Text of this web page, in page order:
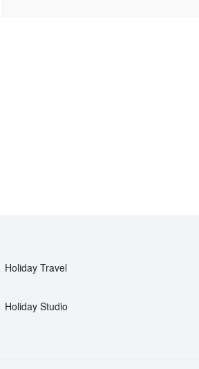
Holiday Travel
Holiday Studio